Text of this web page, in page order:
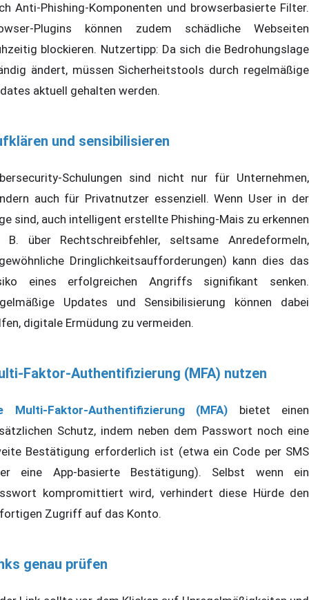
Anti-Phishing-Komponenten und browserbasierte Filter.
Plugins können zudem schädliche Webseiten
blockieren. Nutzertipp: Da sich die Bedrohungslage
ändert, müssen Sicherheitstools durch regelmäßige
aktuell gehalten werden.
und sensibilisieren
Schulungen sind nicht nur für Unternehmen,
auch für Privatnutzer essenziell. Wenn User in der
sind, auch intelligent erstellte Phishing-Mais zu erkennen
B. über Rechtschreibfehler, seltsame Anredeformeln,
Dringlichkeitsaufforderungen) kann dies das
eines erfolgreichen Angriffs signifikant senken.
Updates und Sensibilisierung können dabei
digitale Ermüdung zu vermeiden.
Faktor-Authentifizierung (MFA) nutzen
Multi-Faktor-Authentifizierung (MFA) bietet einen
Schutz, indem neben dem Passwort noch eine
Bestätigung erforderlich ist (etwa ein Code per SMS
eine App-basierte Bestätigung). Selbst wenn ein
kompromittiert wird, verhindert diese Hürde den
Zugriff auf das Konto.
genau prüfen